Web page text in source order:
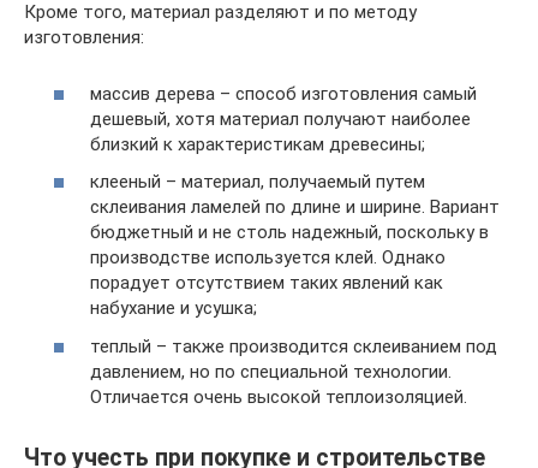
Кроме того, материал разделяют и по методу
изготовления:
массив дерева – способ изготовления самый
дешевый, хотя материал получают наиболее
близкий к характеристикам древесины;
клееный – материал, получаемый путем
склеивания ламелей по длине и ширине. Вариант
бюджетный и не столь надежный, поскольку в
производстве используется клей. Однако
порадует отсутствием таких явлений как
набухание и усушка;
теплый – также производится склеиванием под
давлением, но по специальной технологии.
Отличается очень высокой теплоизоляцией.
Что учесть при покупке и строительстве